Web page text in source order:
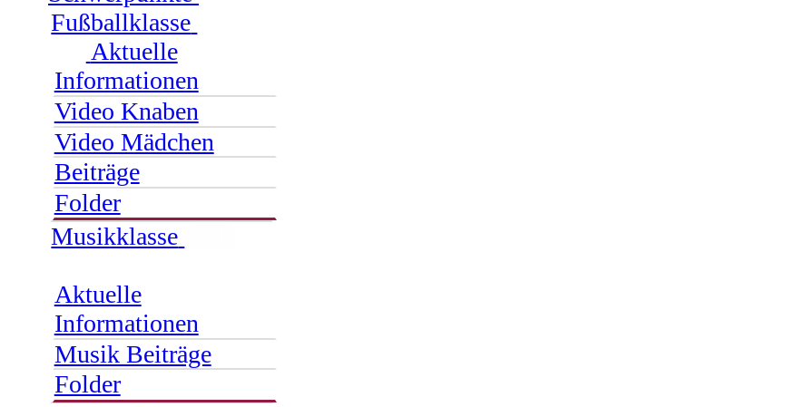
Fußballklasse
Aktuelle
Informationen
Video Knaben
Video Mädchen
Beiträge
Folder
Musikklasse
Aktuelle
Informationen
Musik Beiträge
Folder